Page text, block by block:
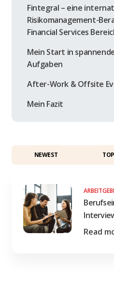
Fintegral – eine
Risikomanagement-
Financial Services
Mein Start in
Aufgaben
After-Work & Offsite
Mein Fazit
NEWEST TOP
Read